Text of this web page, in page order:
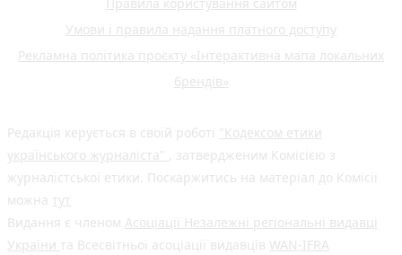
Умови і правила надання платного доступу
Рекламна політика проєкту «Інтерактивна мапа локальних
брендів»
Редакція керується в своїй роботі "Кодексом етики
українського журналіста" , затвердженим Комісією з
журналістської етики. Поскаржитись на матеріал до Комісії
можна тут
Видання є членом Асоціації Незалежні регіональні видавці
України та Всесвітньої асоціації видавців WAN-IFRA